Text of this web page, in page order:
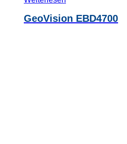
GeoVision EBD4700